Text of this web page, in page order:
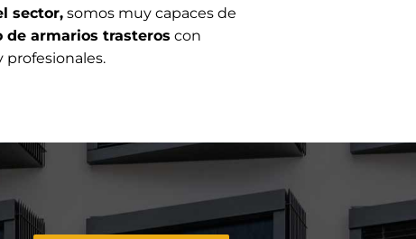
sector, somos muy capaces de
de armarios trasteros con
profesionales.